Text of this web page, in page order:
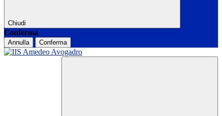
Chiudi
Conferma
Annulla Conferma